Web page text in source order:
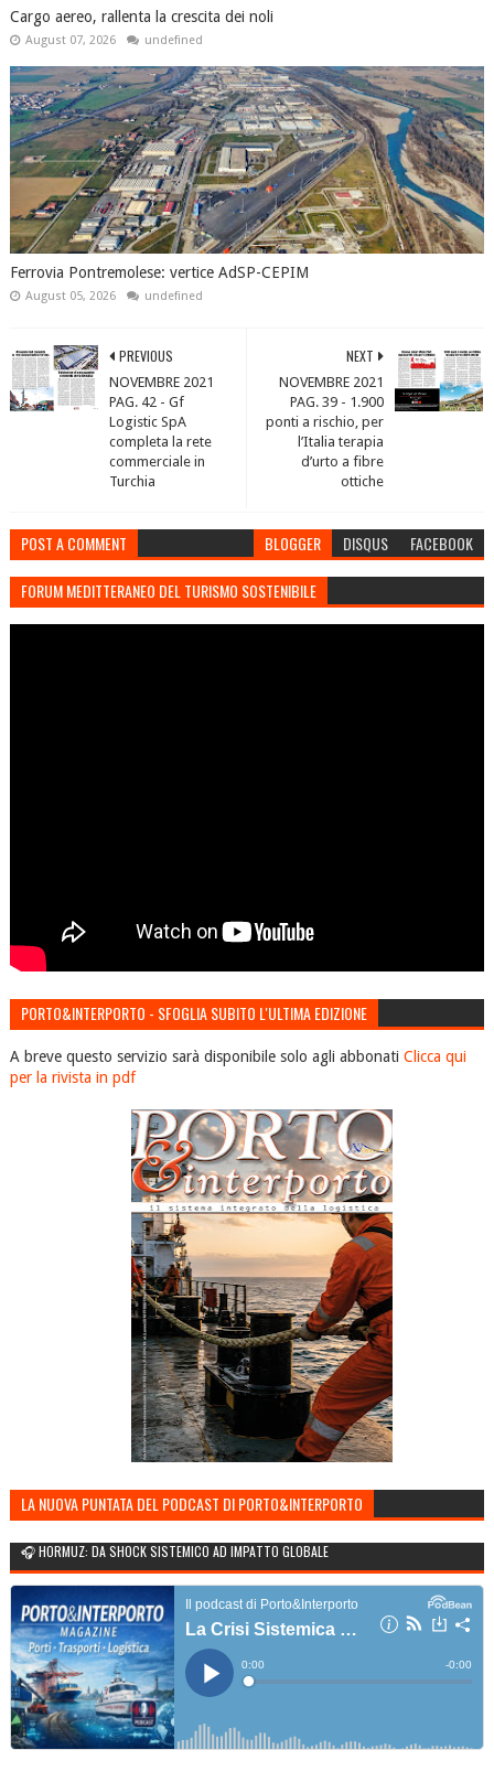
Cargo aereo, rallenta la crescita dei noli
August 07, 2026 undefined
Ferrovia Pontremolese: vertice AdSP-CEPIM
August 05, 2026 undefined
NEXT
NOVEMBRE 2021
PAG. 39 - 1.900
ponti a rischio, per
l’Italia terapia
d’urto a fibre
ottiche
PREVIOUS
NOVEMBRE 2021
PAG. 42 - Gf
Logistic SpA
completa la rete
commerciale in
Turchia
POST A COMMENT BLOGGER DISQUS FACEBOOK
FORUM MEDITTERANEO DEL TURISMO SOSTENIBILE
PORTO&INTERPORTO - SFOGLIA SUBITO L'ULTIMA EDIZIONE
A breve questo servizio sarà disponibile solo agli abbonati Clicca qui
per la rivista in pdf
LA NUOVA PUNTATA DEL PODCAST DI PORTO&INTERPORTO
🎧 HORMUZ: DA SHOCK SISTEMICO AD IMPATTO GLOBALE